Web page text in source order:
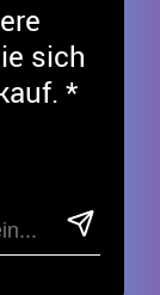
sich
*